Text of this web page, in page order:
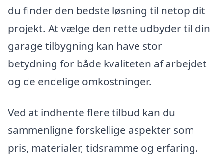
du finder den bedste løsning til netop dit
projekt. At vælge den rette udbyder til din
garage tilbygning kan have stor
betydning for både kvaliteten af arbejdet
og de endelige omkostninger.
Ved at indhente flere tilbud kan du
sammenligne forskellige aspekter som
pris, materialer, tidsramme og erfaring.